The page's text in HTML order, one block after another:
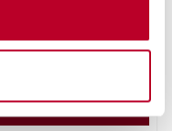
uppgifter
när som
krTidigare pris:
37,00 kr
37,00 kr
LÄS MER